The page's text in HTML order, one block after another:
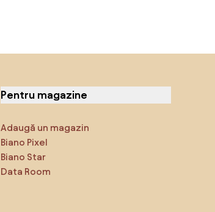
Pentru magazine
Adaugă un magazin
Biano Pixel
Biano Star
Data Room